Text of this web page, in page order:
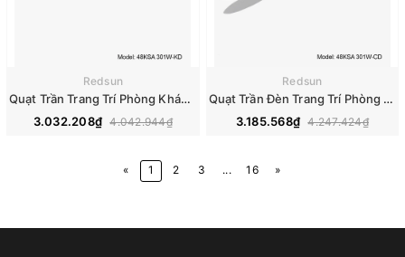
Redsun
Quạt Trần Trang Trí Phòng Khách, Phòng Ngủ - 48KSA 301W-KD
3.032.208₫ 4.042.944₫
Redsun
Quạt Trần Đèn Trang Trí Phòng Khách, Phòng Ngủ - 48KSA 301W-CD
3.185.568₫ 4.247.424₫
« 1 2 3 ... 16 »